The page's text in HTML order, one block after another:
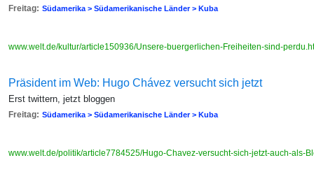
Freitag: Südamerika > Südamerikanische Länder > Kuba
www.welt.de/kultur/article150936/Unsere-buergerlichen-Freiheiten-sind-
Präsident im Web: Hugo Chávez versucht sich jetzt
Erst twittern, jetzt bloggen
Freitag: Südamerika > Südamerikanische Länder > Kuba
www.welt.de/politik/article7784525/Hugo-Chavez-versucht-sich-jetzt-auch-als-